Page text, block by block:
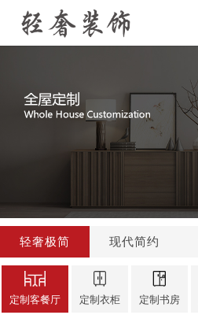
轻奢极简 现代简约
定制客餐厅 定制衣柜 定制书房